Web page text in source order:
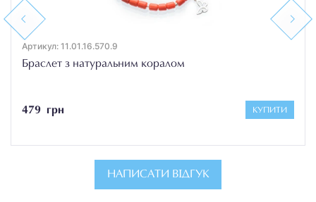
Previous
Артикул: 11.01.16.570.9
Браслет з натуральним коралом
479 грн КУПИТИ
Next
НАПИСАТИ ВІДГУК